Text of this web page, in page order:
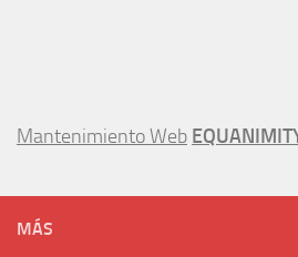
Mantenimiento Web
MÁS